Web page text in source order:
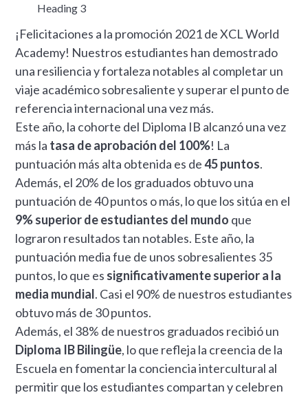
Heading 3
¡Felicitaciones a la promoción 2021 de XCL World
Academy! Nuestros estudiantes han demostrado
una resiliencia y fortaleza notables al completar un
viaje académico sobresaliente y superar el punto de
referencia internacional una vez más.
Este año, la cohorte del Diploma IB alcanzó una vez
más la tasa de aprobación del 100%! La
puntuación más alta obtenida es de45 puntos.
Además, el 20% de los graduados obtuvo una
puntuación de 40 puntos o más, lo que los sitúa en el
9% superior de estudiantes del mundo que
lograron resultados tan notables. Este año, la
puntuación media fue de unos sobresalientes 35
puntos, lo que es significativamente superior a la
media mundial. Casi el 90% de nuestros estudiantes
obtuvo más de 30 puntos.
Además, el 38% de nuestros graduados recibió un
Diploma IB Bilingüe, lo que refleja la creencia de la
Escuela en fomentar la conciencia intercultural al
permitir que los estudiantes compartan y celebren